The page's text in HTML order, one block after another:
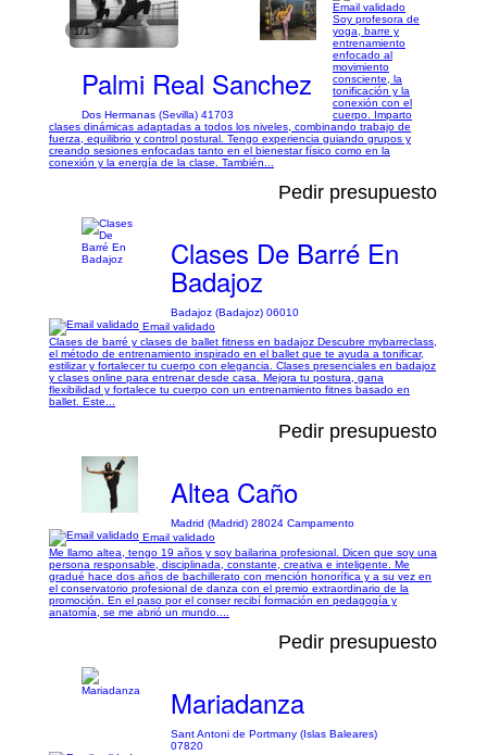
1/1
Palmi Real Sanchez
Dos Hermanas (Sevilla) 41703
Email validado
Soy profesora de
yoga, barre y
entrenamiento
enfocado al
movimiento
consciente, la
tonificación y la
conexión con el
cuerpo. Imparto
clases dinámicas adaptadas a todos los niveles, combinando trabajo de
fuerza, equilibrio y control postural. Tengo experiencia guiando grupos y
creando sesiones enfocadas tanto en el bienestar físico como en la
conexión y la energía de la clase. También...
Pedir presupuesto
Clases De Barré En
Badajoz
Badajoz (Badajoz) 06010
Email validado
Clases de barré y clases de ballet fitness en badajoz Descubre mybarreclass,
el método de entrenamiento inspirado en el ballet que te ayuda a tonificar,
estilizar y fortalecer tu cuerpo con elegancia. Clases presenciales en badajoz
y clases online para entrenar desde casa. Mejora tu postura, gana
flexibilidad y fortalece tu cuerpo con un entrenamiento fitnes basado en
ballet. Este...
Pedir presupuesto
Altea Caño
Madrid (Madrid) 28024 Campamento
Email validado
Me llamo altea, tengo 19 años y soy bailarina profesional. Dicen que soy una
persona responsable, disciplinada, constante, creativa e inteligente. Me
gradué hace dos años de bachillerato con mención honorífica y a su vez en
el conservatorio profesional de danza con el premio extraordinario de la
promoción. En el paso por el conser recibí formación en pedagogía y
anatomía, se me abrió un mundo....
Pedir presupuesto
Mariadanza
Sant Antoni de Portmany (Islas Baleares)
07820